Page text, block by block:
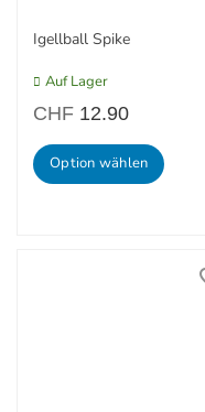
Igellball Spike
Auf Lager
CHF 12.90
Option wählen